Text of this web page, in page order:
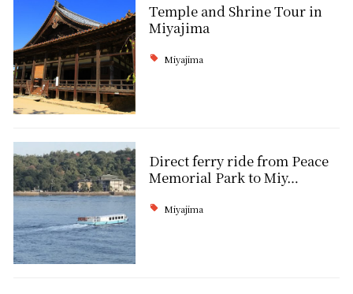
Temple and Shrine Tour in
Miyajima
Miyajima
Direct ferry ride from Peace
Memorial Park to Miy…
Miyajima